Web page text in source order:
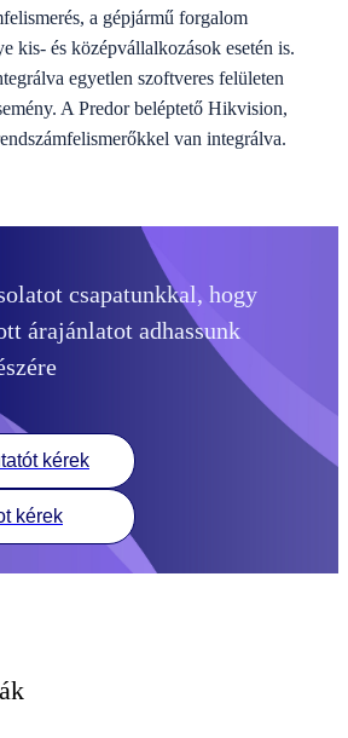
a gépjármű forgalom
kis- és középvállalkozások esetén is.
egyetlen szoftveres felületen
A Predor beléptető Hikvision,
van integrálva.
csapatunkkal, hogy
árajánlatot adhassunk
kérek
kérek